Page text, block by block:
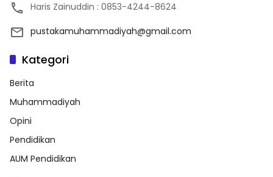
Haris Zainuddin : 0853-4244-8624
pustakamuhammadiyah@gmail.com
Kategori
Berita
Muhammadiyah
Opini
Pendidikan
AUM Pendidikan